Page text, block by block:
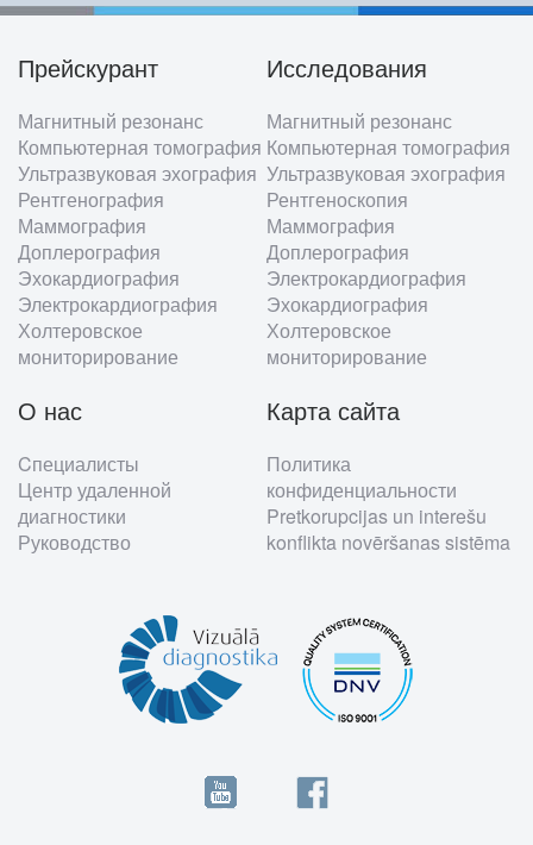
Footer
menu
Прейскурант
Магнитный резонанс
Компьютерная томография
Ультразвуковая эхография
Рентгенография
Маммография
Доплерография
Эхокардиография
Электрокардиография
Холтеровское
мониторирование
Исследования
Магнитный резонанс
Компьютерная томография
Ультразвуковая эхография
Рентгеноскопия
Маммография
Доплерография
Электрокардиография
Эхокардиография
Холтеровское
мониторирование
О нас
Cпециалисты
Центр удаленной
диагностики
Руководство
Карта сайта
Политика
конфиденциальности
Pretkorupcijas un interešu
konflikta novēršanas sistēma